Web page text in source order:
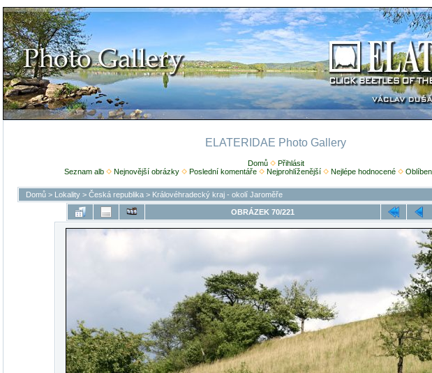
ELATERIDAE Photo Gallery
Domů
Přihlásit
Seznam alb
Nejnovější obrázky Poslední komentáře Nejprohlíženější Nejlépe hodnocené
Domů> Lokality> Česká republika> Královéhradecký kraj - okolí Jaroměře
OBRÁZEK 70/221